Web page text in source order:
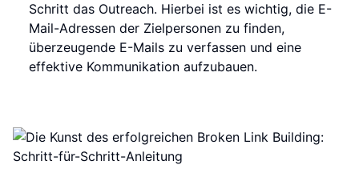
Schritt das Outreach. Hierbei ist es wichtig, die E-
Mail-Adressen der Zielpersonen zu finden,
überzeugende E-Mails zu verfassen und eine
effektive Kommunikation aufzubauen.